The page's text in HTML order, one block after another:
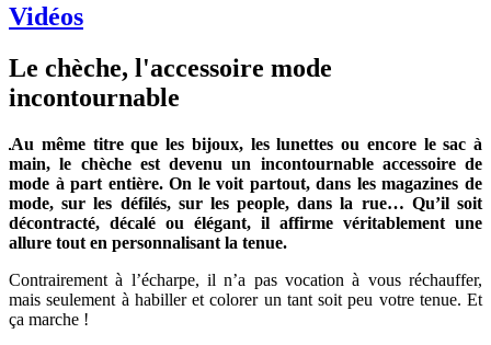
Vidéos
Le chèche, l'accessoire mode
incontournable
Au même titre que les bijoux, les lunettes ou encore le sac à
main, le chèche est devenu un incontournable accessoire de
mode à part entière. On le voit partout, dans les magazines de
mode, sur les défilés, sur les people, dans la rue… Qu’il soit
décontracté, décalé ou élégant, il affirme véritablement une
allure tout en personnalisant la tenue.
Contrairement à l’écharpe, il n’a pas vocation à vous réchauffer,
mais seulement à habiller et colorer un tant soit peu votre tenue. Et
ça marche !